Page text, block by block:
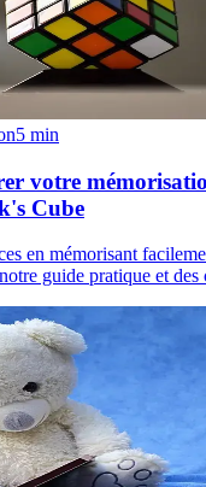
5 min
votre
Cube
en mémorisant
guide pratique et des